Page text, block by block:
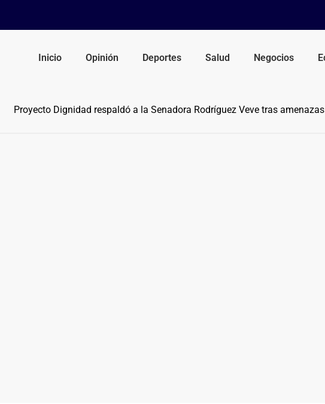
Inicio Opinión Deportes Salud Negocios
Proyecto Dignidad respaldó a la Senadora Rodríguez Veve tras